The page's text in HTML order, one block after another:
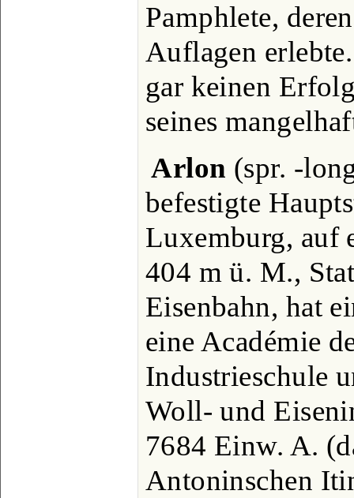
Pamphlete,
Auflagen
gar keinen
seines
Arlon (spr. -
befestigte
Luxemburg, auf
404 m ü. M.,
Eisenbahn, hat
eine Académie
Industrieschule
Woll- und
7684 Einw. A.
Antoninschen